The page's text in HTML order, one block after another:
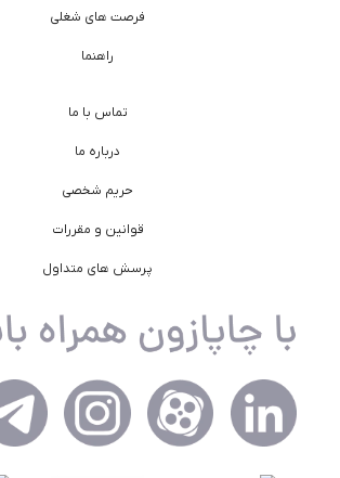
فرصت های شغلی
راهنما
تماس با ما
درباره ما
حریم شخصی
قوانین و مقررات
پرسش های متداول